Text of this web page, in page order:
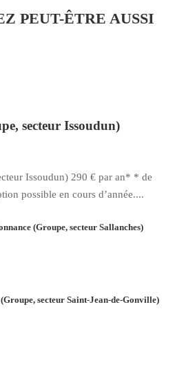
PEUT-ÊTRE AUSSI
secteur Issoudun)
Issoudun) 290 € par an* * de
possible en cours d’année....
(Groupe, secteur Sallanches)
secteur Saint-Jean-de-Gonville)